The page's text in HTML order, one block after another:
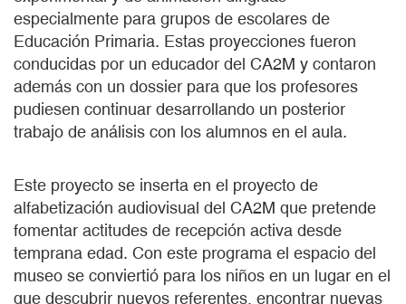
especialmente para grupos de escolares de
Educación Primaria. Estas proyecciones fueron
conducidas por un educador del CA2M y contaron
además con un dossier para que los profesores
pudiesen continuar desarrollando un posterior
trabajo de análisis con los alumnos en el aula.
Este proyecto se inserta en el proyecto de
alfabetización audiovisual del CA2M que pretende
fomentar actitudes de recepción activa desde
temprana edad. Con este programa el espacio del
museo se conviertió para los niños en un lugar en el
que descubrir nuevos referentes, encontrar nuevas